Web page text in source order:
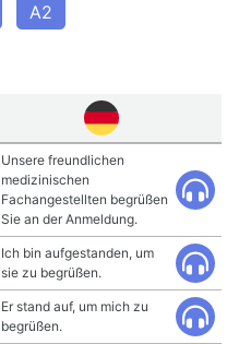
A2
Unsere freundlichen
medizinischen
Fachangestellten begrüßen
Sie an der Anmeldung.
Ich bin aufgestanden, um
sie zu begrüßen.
Er stand auf, um mich zu
begrüßen.